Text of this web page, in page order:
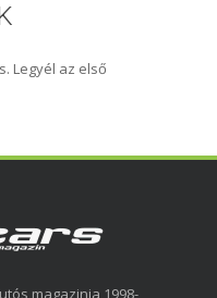
Legyél az első
magazinja 1998-